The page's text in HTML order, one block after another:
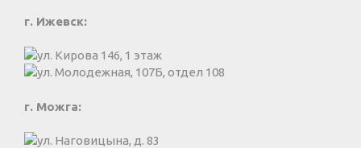
г. Ижевск:
ул. Кирова 146, 1 этаж
ул. Молодежная, 107Б, отдел 108
г. Можга:
ул. Наговицына, д. 83